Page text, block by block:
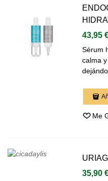
43,95
Sérum
calma
Me
35,90